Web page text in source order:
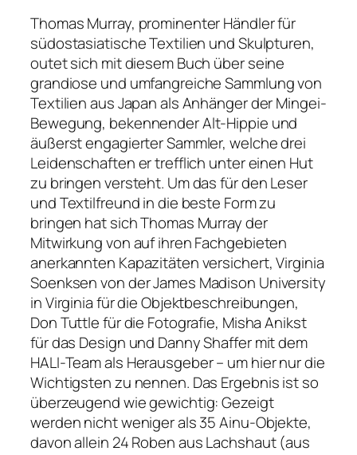
Thomas Murray, prominenter Händler für
südostasiatische Textilien und Skulpturen,
outet sich mit diesem Buch über seine
grandiose und umfangreiche Sammlung von
Textilien aus Japan als Anhänger der Mingei-
Bewegung, bekennender Alt-Hippie und
äußerst engagierter Sammler, welche drei
Leidenschaften er trefflich unter einen Hut
zu bringen versteht. Um das für den Leser
und Textilfreund in die beste Form zu
bringen hat sich Thomas Murray der
Mitwirkung von auf ihren Fachgebieten
anerkannten Kapazitäten versichert, Virginia
Soenksen von der James Madison University
in Virginia für die Objektbeschreibungen,
Don Tuttle für die Fotografie, Misha Anikst
für das Design und Danny Shaffer mit dem
HALI-Team als Herausgeber – um hier nur die
Wichtigsten zu nennen. Das Ergebnis ist so
überzeugend wie gewichtig: Gezeigt
werden nicht weniger als 35 Ainu-Objekte,
davon allein 24 Roben aus Lachshaut (aus